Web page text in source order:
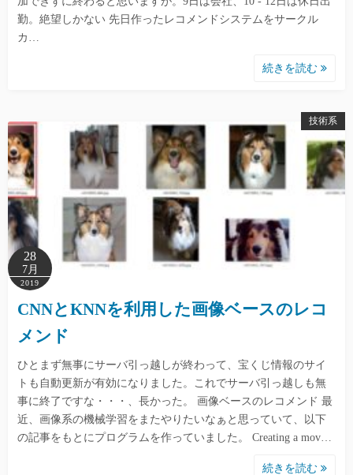
勤。絶望しかない 先日作ったレコメンドシステムをサークル
カ…
続きを読む
技術系
28
7月
2019
CNNとKNNを利用した画像ベースのレコ
メンド
ひとまず無事にサーバ引っ越しが終わって、宝くじ情報のサイ
トも自動更新が有効になりました。これでサーバ引っ越しも無
事に終了ですな・・・、長かった。 画像ベースのレコメンド 最
近、画像系の機械学習をまたやりたいなぁと思っていて、以下
の記事をもとにプログラムを作っていました。 Creating a mov…
続きを読む